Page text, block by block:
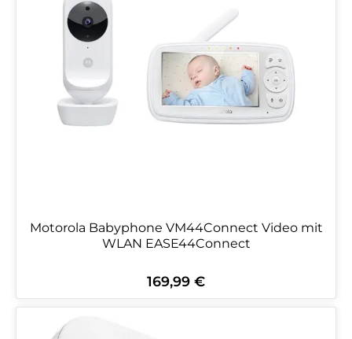
Motorola Babyphone VM44Connect Video mit
WLAN EASE44Connect
Regulärer Preis:
169,99 €